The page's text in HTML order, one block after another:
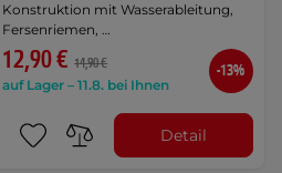
Konstruktion mit Wasserableitung,
Fersenriemen, …
12,90 € 14,90 €
auf Lager – 11.8. bei Ihnen
-13%
Detail